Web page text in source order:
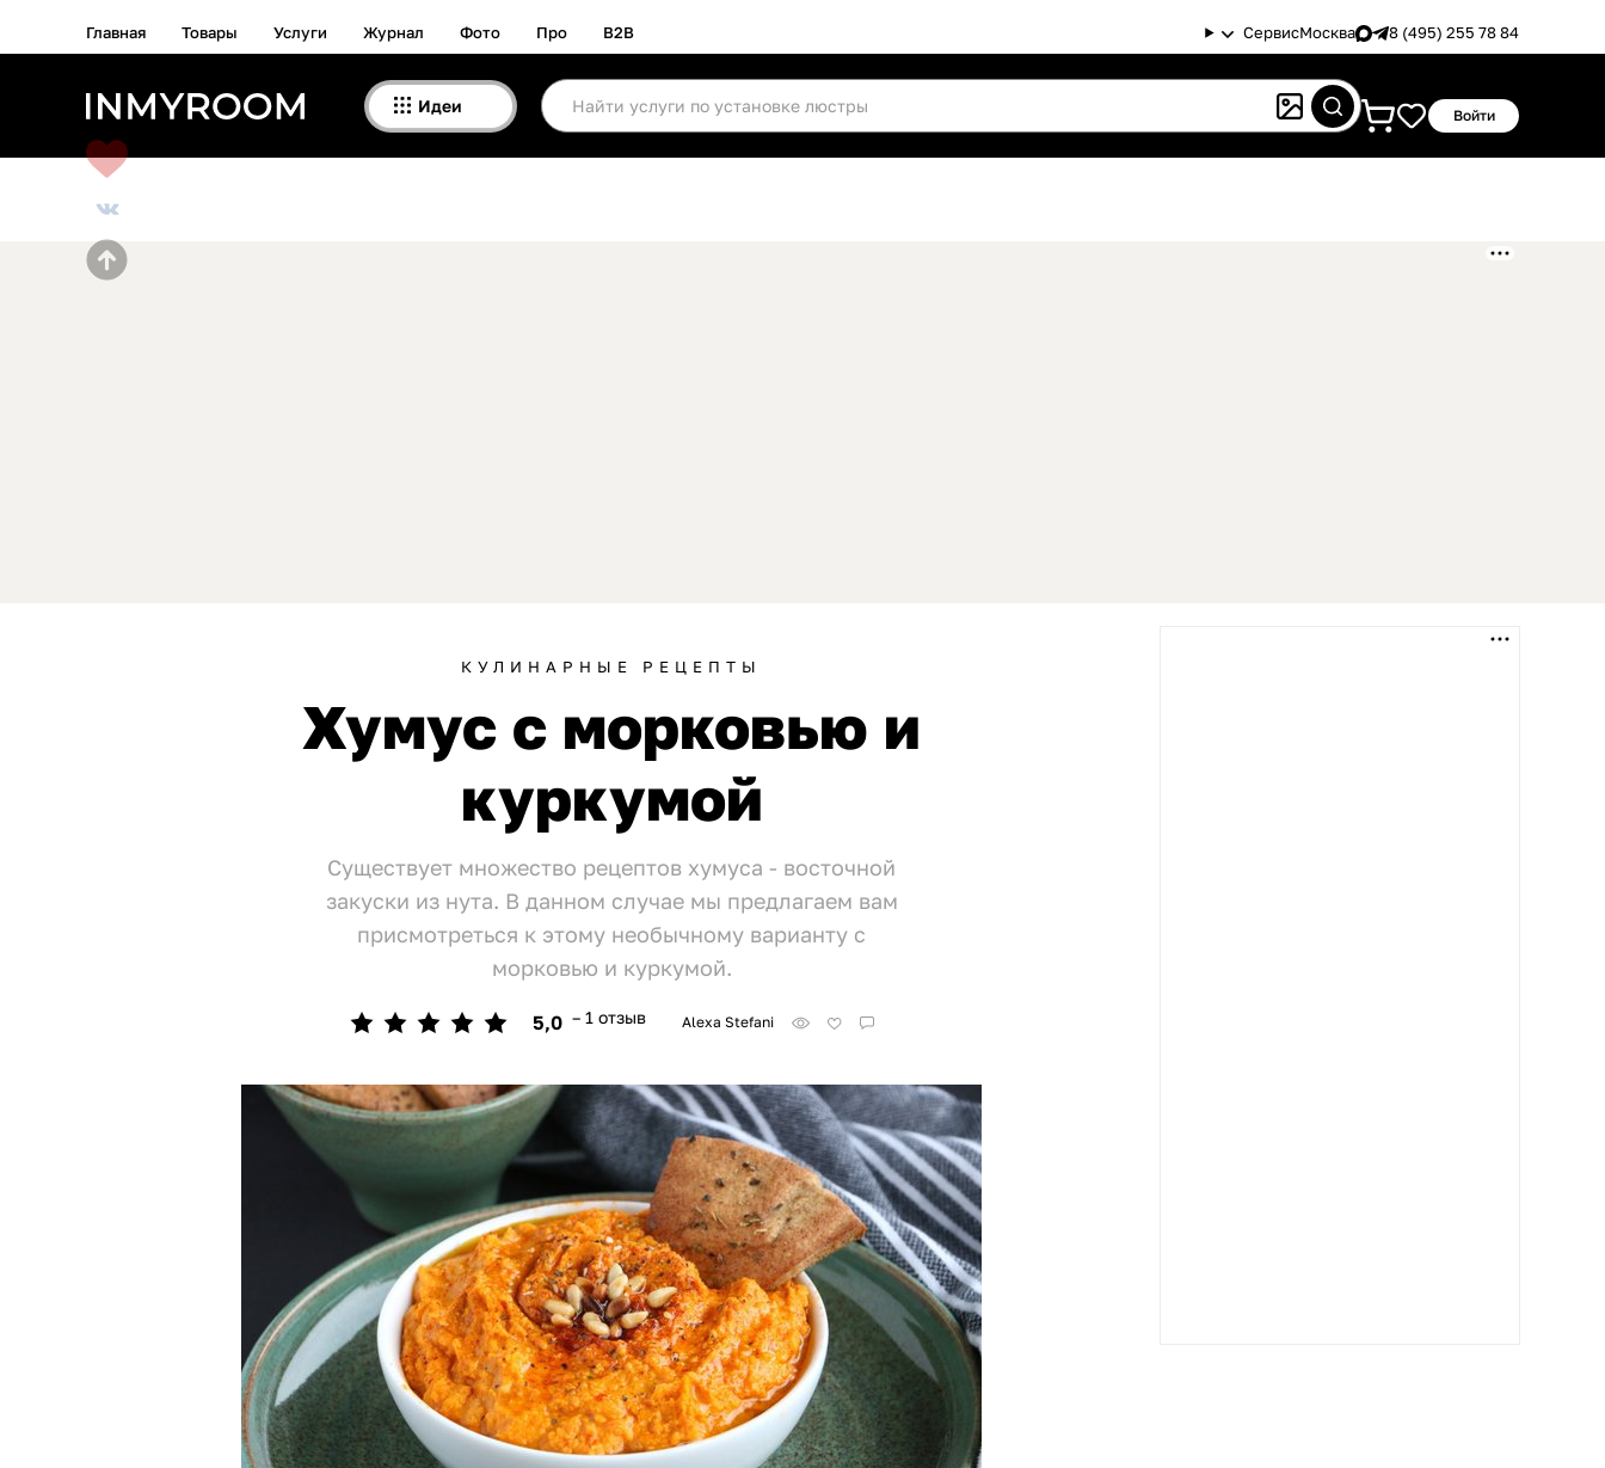
Главная Товары Услуги Журнал Фото Про B2B СервисМосква 8 (495) 255 78 84
Идеи Войти
КУЛИНАРНЫЕ РЕЦЕПТЫ
Хумус с морковью и
куркумой
Существует множество рецептов хумуса - восточной
закуски из нута. В данном случае мы предлагаем вам
присмотреться к этому необычному варианту с
морковью и куркумой.
5,0 – 1 отзыв Alexa Stefani